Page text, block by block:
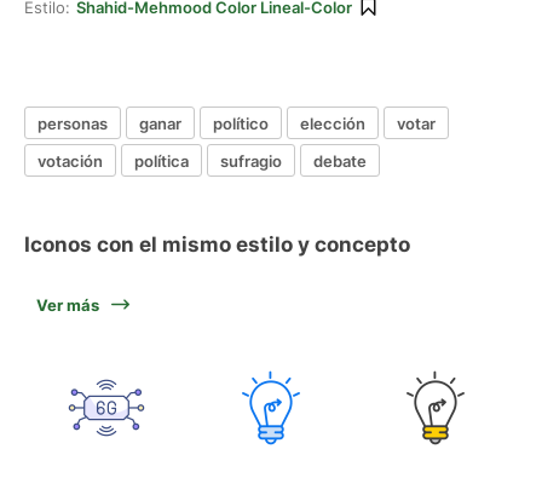
Estilo: Shahid-Mehmood Color Lineal-Color
personas ganar político elección
votar
votación
política sufragio debate
Iconos con el mismo estilo y concepto
Ver más